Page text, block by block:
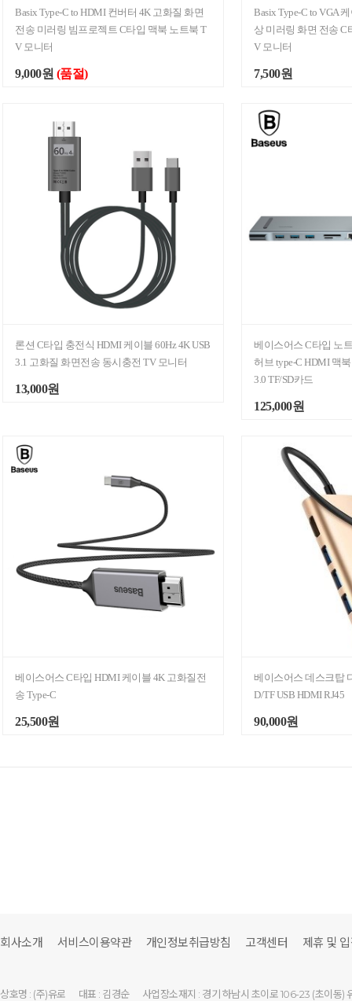
Basix Type-C to HDMI 컨버터 4K 고화질 화면
전송 미러링 빔프로젝트 C타입 맥북 노트북 T
V 모니터
9,000원 (품절)
Basix Type-C to VGA
상 미러링 화면 전송 C
V 모니터
7,500원
론션 C타입 충전식 HDMI 케이블 60Hz 4K USB
3.1 고화질 화면전송 동시충전 TV 모니터
13,000원
베이스어스 C타입 노
허브 type-C HDMI 맥
3.0 TF/SD카드
125,000원
베이스어스 C타입 HDMI 케이블 4K 고화질전
송 Type-C
25,500원
베이스어스 데스크탑
D/TF USB HDMI RJ45
90,000원
회사소개 서비스이용약관 개인정보취급방침 고객센터 제휴 및
상호명 : (주)유로 대표 : 김경순
사업장소재지 : 경기 하남시 초이로 106-23 (초이동)